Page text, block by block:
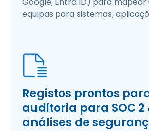
equipas para sistemas,
Registos prontos
auditoria para SOC 2
análises de